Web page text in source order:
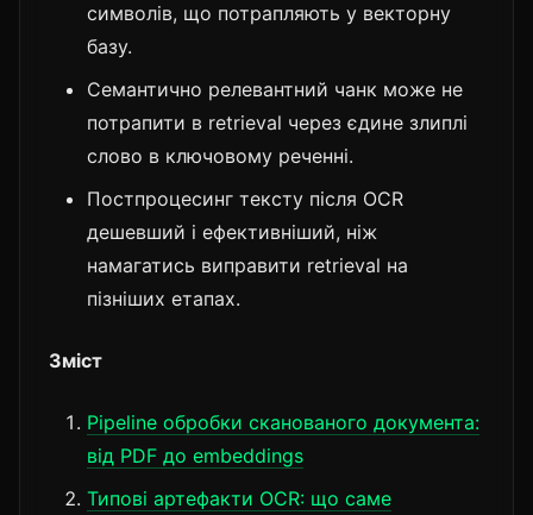
символів, що потрапляють у векторну
базу.
Семантично релевантний чанк може не
потрапити в retrieval через єдине злиплі
слово в ключовому реченні.
Постпроцесинг тексту після OCR
дешевший і ефективніший, ніж
намагатись виправити retrieval на
пізніших етапах.
Зміст
Pipeline обробки сканованого документа:
від PDF до embeddings
Типові артефакти OCR: що саме